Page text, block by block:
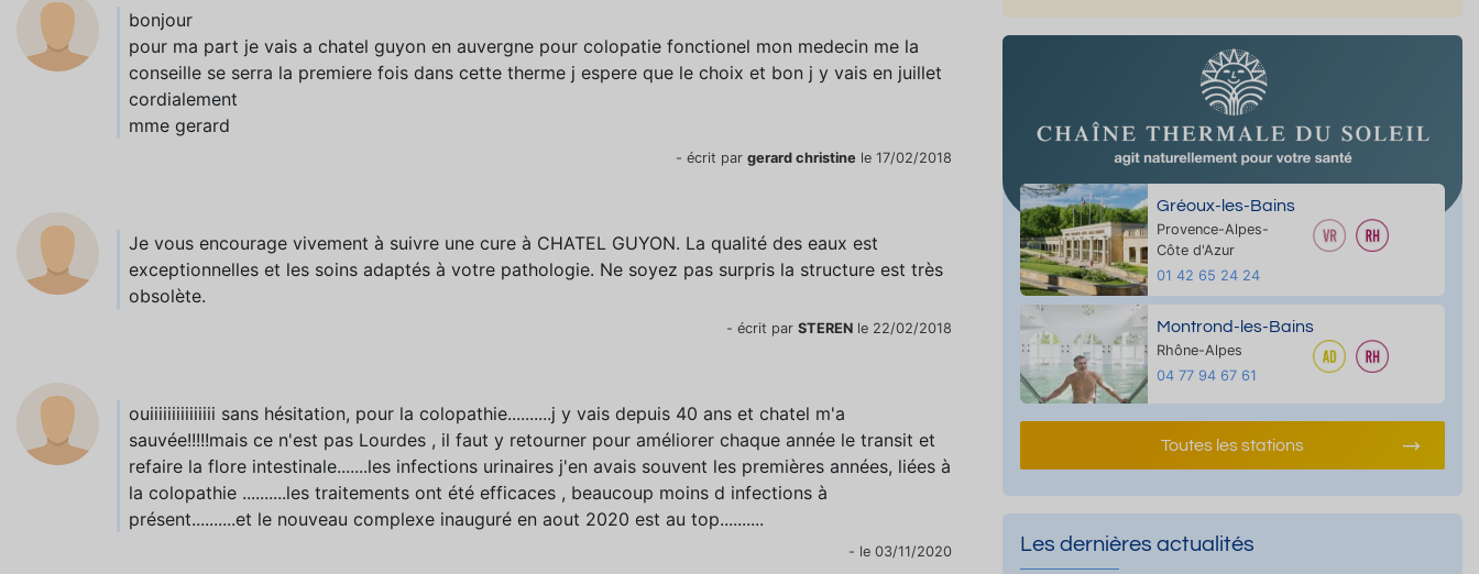
bonjour
pour ma part je vais a chatel guyon en auvergne pour colopatie fonctionel mon medecin me la
conseille se serra la premiere fois dans cette therme j espere que le choix et bon j y vais en juillet
cordialement
mme gerard
- écrit par gerard christine le 17/02/2018
Je vous encourage vivement à suivre une cure à CHATEL GUYON. La qualité des eaux est
exceptionnelles et les soins adaptés à votre pathologie. Ne soyez pas surpris la structure est très
obsolète.
- écrit par STERENle 22/02/2018
ouiiiiiiiiiiiiiii sans hésitation, pour la colopathie..........j y vais depuis 40 ans et chatel m'a
sauvée!!!!!mais ce n'est pas Lourdes , il faut y retourner pour améliorer chaque année le transit et
refaire la flore intestinale.......les infections urinaires j'en avais souvent les premières années, liées à
la colopathie ..........les traitements ont été efficaces , beaucoup moins d infections à
présent..........et le nouveau complexe inauguré en aout 2020 est au top..........
- le 03/11/2020
Gréoux-les-Bains
Provence-Alpes-
Côte d'Azur
01 42 65 24 24
Montrond-les-Bains
Rhône-Alpes
04 77 94 67 61
Toutes les stations
Les dernières actualités